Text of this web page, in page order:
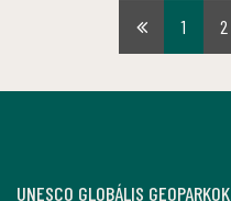
Első1 2
UNESCO GLOBÁLIS GEOPARKOK